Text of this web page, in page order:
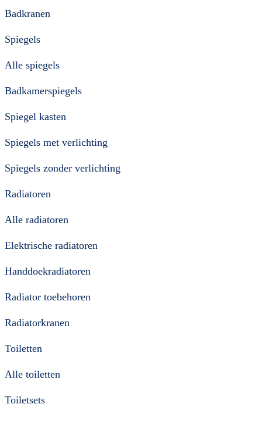
Badkranen
Spiegels
Alle spiegels
Badkamerspiegels
Spiegel kasten
Spiegels met verlichting
Spiegels zonder verlichting
Radiatoren
Alle radiatoren
Elektrische radiatoren
Handdoekradiatoren
Radiator toebehoren
Radiatorkranen
Toiletten
Alle toiletten
Toiletsets